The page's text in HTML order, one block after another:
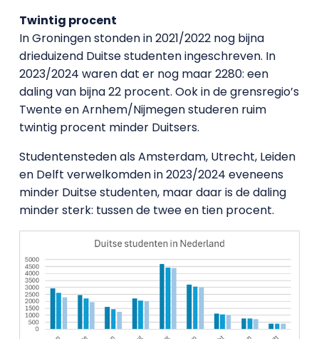
Twintig procent
In Groningen stonden in 2021/2022 nog bijna
drieduizend Duitse studenten ingeschreven. In
2023/2024 waren dat er nog maar 2280: een
daling van bijna 22 procent. Ook in de grensregio’s
Twente en Arnhem/Nijmegen studeren ruim
twintig procent minder Duitsers.
Studentensteden als Amsterdam, Utrecht, Leiden
en Delft verwelkomden in 2023/2024 eveneens
minder Duitse studenten, maar daar is de daling
minder sterk: tussen de twee en tien procent.